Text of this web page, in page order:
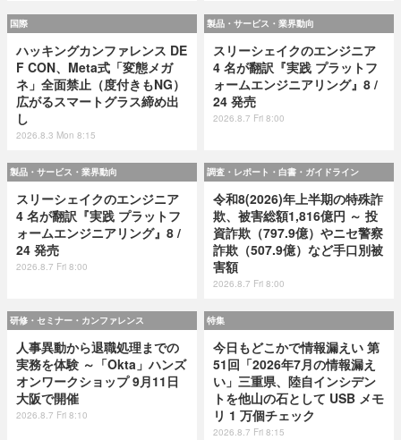
国際
ハッキングカンファレンス DE
F CON、Meta式「変態メガ
ネ」全面禁止（度付きもNG）
広がるスマートグラス締め出
し
2026.8.3 Mon 8:15
製品・サービス・業界動向
スリーシェイクのエンジニア
4 名が翻訳『実践 プラットフ
ォームエンジニアリング』8 /
24 発売
2026.8.7 Fri 8:00
製品・サービス・業界動向
スリーシェイクのエンジニア
4 名が翻訳『実践 プラットフ
ォームエンジニアリング』8 /
24 発売
2026.8.7 Fri 8:00
調査・レポート・白書・ガイドライン
令和8(2026)年上半期の特殊詐
欺、被害総額1,816億円 ～ 投
資詐欺（797.9億）やニセ警察
詐欺（507.9億）など手口別被
害額
2026.8.7 Fri 8:00
研修・セミナー・カンファレンス
人事異動から退職処理までの
実務を体験 ～「Okta」ハンズ
オンワークショップ 9月11日
大阪で開催
2026.8.7 Fri 8:10
特集
今日もどこかで情報漏えい 第
51回「2026年7月の情報漏え
い」三重県、陸自インシデン
トを他山の石として USB メモ
リ 1 万個チェック
2026.8.7 Fri 8:15